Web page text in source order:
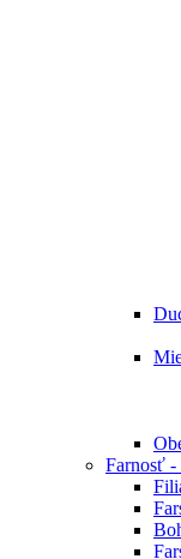
Farnosť -